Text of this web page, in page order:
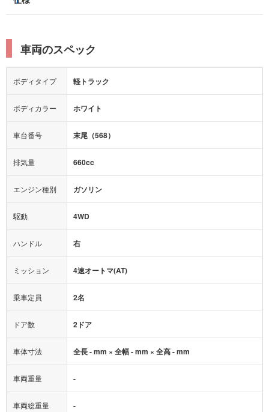
パーキングアシスト
クルーズコントロール
ターボチャージャー
ルーフレール
エアロパーツ
ローダウン
シートヒーター
カーナビ：-
ミュージックプレイヤー接続可
後席モニター
レーンキープアシスト
横滑り防止装置
衝突被害軽減プレーキ
カメラ：-
エアバッグ：
ダブルエアバッグ
衝撃緩和ヘッドレスト
サポカー
アクセル踏み間違い（誤発進）防止装置
アダプティブクルーズコントロール
ヒルディセントコントロール
オートマチックハイビーム
車両のスペック
ボディタイプ 軽トラック
ボディカラー ホワイト
車台番号 末尾（568）
排気量 660cc
エンジン種別 ガソリン
駆動 4WD
ハンドル 右
ミッション 4速オートマ(AT)
乗車定員 2名
ドア数 2ドア
車体寸法 全長 - mm × 全幅 - mm × 全高 - mm
車両重量 -
車両総重量 -